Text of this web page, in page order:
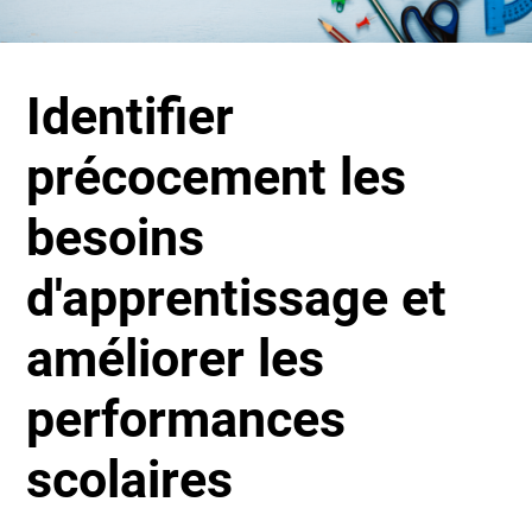
Identifier
précocement les
besoins
d'apprentissage et
améliorer les
performances
scolaires